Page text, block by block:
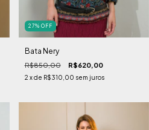
27% OFF
Bata Nery
R$850,00 R$620,00
2 x de R$310,00 sem juros